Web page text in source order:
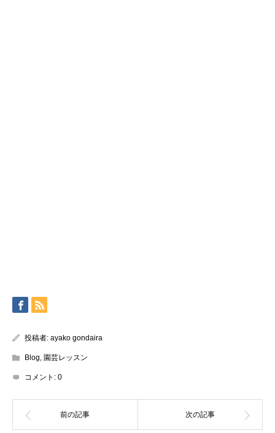
投稿者: ayako gondaira
Blog 園芸レッスン
コメント: 0